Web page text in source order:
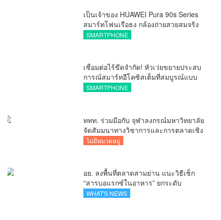
เป็นเจ้าของ HUAWEI Pura 90s Series
สมาร์ทโฟนเรือธง กล้องถ่ายสวยสมจริง
ทุกระยะ พร้อมของสมนาคุณและสิทธิ
SMARTPHONE
เชื่อมต่อไร้ขีดจำกัด! หัวเว่ยขยายประสบ
การณ์สมาร์ทอีโคซิสเต็มที่สมบูรณ์แบบ
ไร้รอยต่อ ครบ จบ ในที่เดียวที่ HUAWEI
SMARTPHONE
ททท. ร่วมมือกับ จุฬาลงกรณ์มหาวิทยาลัย
จัดสัมมนาทางวิชาการและการตลาดเชิง
รุกแนะเคล็ดลับปรับธุรกิจท่องเที่ยวไทย
ไม่มีหมวดหมู่
อย. ลงพื้นที่ตลาดสามย่าน แนะวิธีเช็ก
“สารบอแรกซ์ในอาหาร” ยกระดับ
ตลาดสดปลอดภัยเพื่อผู้บริโภค
WHAT'S NEWS